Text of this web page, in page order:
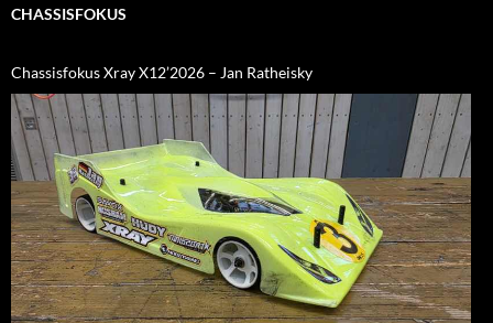
CHASSISFOKUS
Chassisfokus Xray X12’2026 – Jan Ratheisky